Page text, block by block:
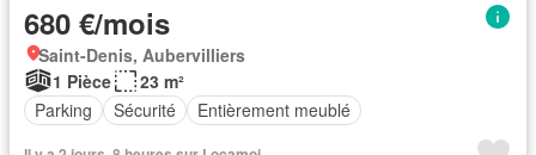
680 €/mois
Saint-Denis, Aubervilliers
1 Pièce
23 m²
Parking
Sécurité Entièrement meublé